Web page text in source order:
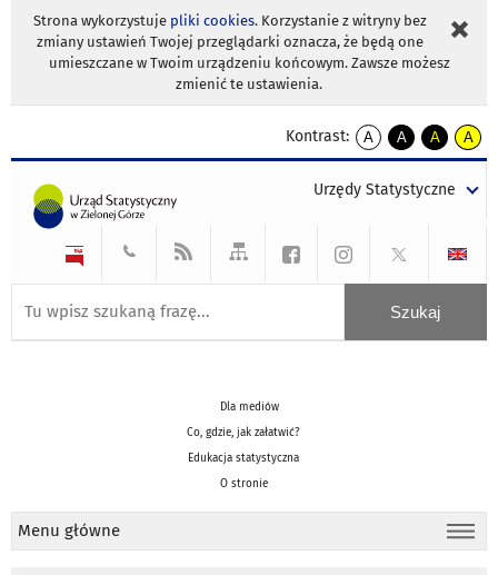
Strona wykorzystuje pliki cookies. Korzystanie z witryny bez
zmiany ustawień Twojej przeglądarki oznacza, że będą one
umieszczane w Twoim urządzeniu końcowym. Zawsze możesz
zmienić te ustawienia.
Kontrast:
A
kontrast
A
kontrast
tekst
czarnym
A
kontrast
tekst
czarnym
A
tekst
żółtym
Urzędy Statystyczne
Dla mediów
Co, gdzie, jak załatwić?
Edukacja statystyczna
O stronie
Menu główne